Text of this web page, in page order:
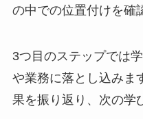
の中での位置付けを確
3つ目のステップでは
や業務に落とし込みま
果を振り返り、次の学